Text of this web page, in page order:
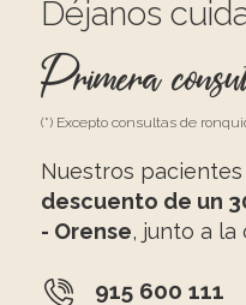
Déjanos
Primera
(*) Excepto consultas de
Nuestros
descuento de un
- Orense, junto a la
915 600 111